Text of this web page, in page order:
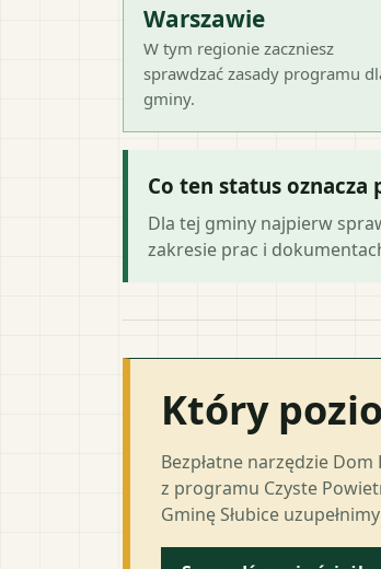
Warszawie
W tym regionie zaczniesz
sprawdzać zasady programu
gminy.
Co ten status oznacza
Dla tej gminy najpierw
zakresie prac i
Który
Bezpłatne narzędzie
z programu Czyste
Gminę Słubice